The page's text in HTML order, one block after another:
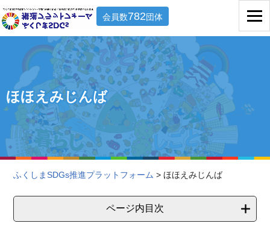
会員数782団体
ほほえみじんば
ふくしまSDGs推進プラットフォーム > ほほえみじんば
ページ内目次